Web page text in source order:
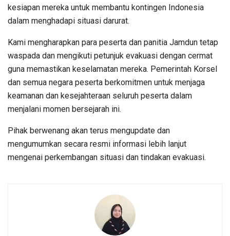
kesiapan mereka untuk membantu kontingen Indonesia
dalam menghadapi situasi darurat.
Kami mengharapkan para peserta dan panitia Jamdun tetap
waspada dan mengikuti petunjuk evakuasi dengan cermat
guna memastikan keselamatan mereka. Pemerintah Korsel
dan semua negara peserta berkomitmen untuk menjaga
keamanan dan kesejahteraan seluruh peserta dalam
menjalani momen bersejarah ini.
Pihak berwenang akan terus mengupdate dan
mengumumkan secara resmi informasi lebih lanjut
mengenai perkembangan situasi dan tindakan evakuasi.